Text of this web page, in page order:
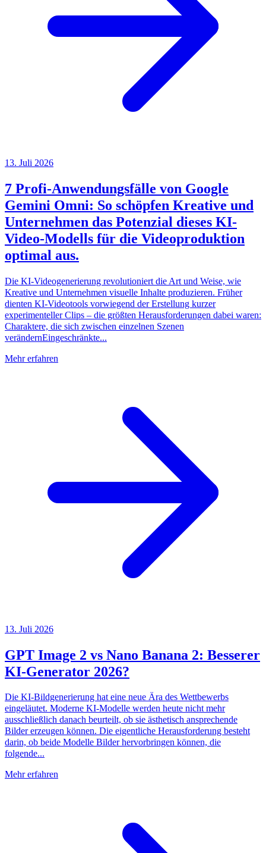
13. Juli 2026
7 Profi-Anwendungsfälle von Google
Gemini Omni: So schöpfen Kreative und
Unternehmen das Potenzial dieses KI-
Video-Modells für die Videoproduktion
optimal aus.
Die KI-Videogenerierung revolutioniert die Art und Weise, wie
Kreative und Unternehmen visuelle Inhalte produzieren. Früher
dienten KI-Videotools vorwiegend der Erstellung kurzer
experimenteller Clips – die größten Herausforderungen dabei waren:
Charaktere, die sich zwischen einzelnen Szenen
verändernEingeschränkte...
Mehr erfahren
13. Juli 2026
GPT Image 2 vs Nano Banana 2: Besserer
KI-Generator 2026?
Die KI-Bildgenerierung hat eine neue Ära des Wettbewerbs
eingeläutet. Moderne KI-Modelle werden heute nicht mehr
ausschließlich danach beurteilt, ob sie ästhetisch ansprechende
Bilder erzeugen können. Die eigentliche Herausforderung besteht
darin, ob beide Modelle Bilder hervorbringen können, die
folgende...
Mehr erfahren